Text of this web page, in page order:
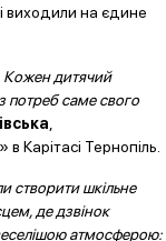
виходили на єдине
Кожен дитячий
потреб саме свого
в Карітасі Тернопіль.
створити шкільне
де дзвінок
атмосферою: